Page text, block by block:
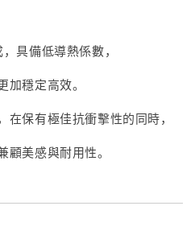
具備低導熱係數，
穩定高效。
保有極佳抗衝擊性的同時，
美感與耐用性。